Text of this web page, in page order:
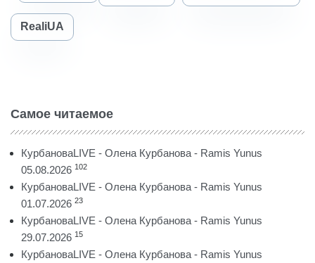
RealiUA
Самое читаемое
КурбановаLIVE - Олена Курбанова - Ramis Yunus
05.08.2026 102
КурбановаLIVE - Олена Курбанова - Ramis Yunus
01.07.2026 23
КурбановаLIVE - Олена Курбанова - Ramis Yunus
29.07.2026 15
КурбановаLIVE - Олена Курбанова - Ramis Yunus